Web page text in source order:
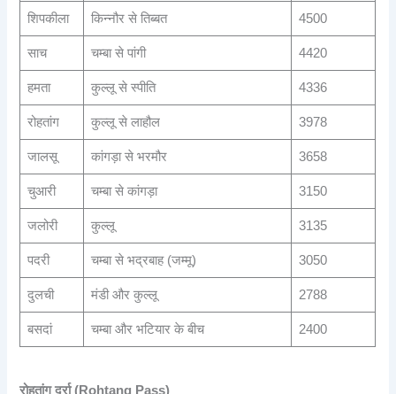
शिपकीला किन्नौर से तिब्बत 4500
साच चम्बा से पांगी 4420
हमता कुल्लू से स्पीति 4336
रोहतांग कुल्लू से लाहौल 3978
जालसू कांगड़ा से भरमौर 3658
चुआरी चम्बा से कांगड़ा 3150
जलोरी कुल्लू 3135
पदरी चम्बा से भद्रबाह (जम्मू) 3050
दुलची मंडी और कुल्लू 2788
बसदां चम्बा और भटियार के बीच 2400
रोहतांग दर्रा (Rohtang Pass)